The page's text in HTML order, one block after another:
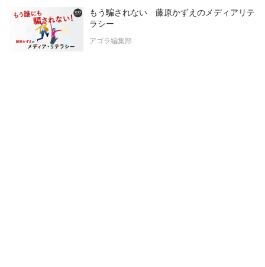
もう騙されない 藤原かずえのメディアリテ
ラシー
アゴラ編集部